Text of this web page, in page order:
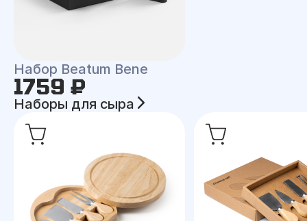
Набор Beatum Bene
1759 ₽
Наборы для сыра